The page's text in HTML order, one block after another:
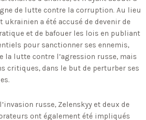
de lutte contre la corruption. Au lieu
ukrainien a été accusé de devenir de
et de bafouer les lois en publiant
pour sanctionner ses ennemis,
la lutte contre l’agression russe, mais
critiques, dans le but de perturber ses
russe, Zelenskyy et deux de
ont également été impliqués